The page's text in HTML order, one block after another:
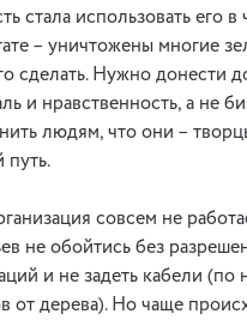
стала использовать его
– уничтожены многие
сделать. Нужно
и нравственность, а не
людям, что они –
путь.
совсем не
не обойтись без
и не задеть кабели
от дерева). Но чаще